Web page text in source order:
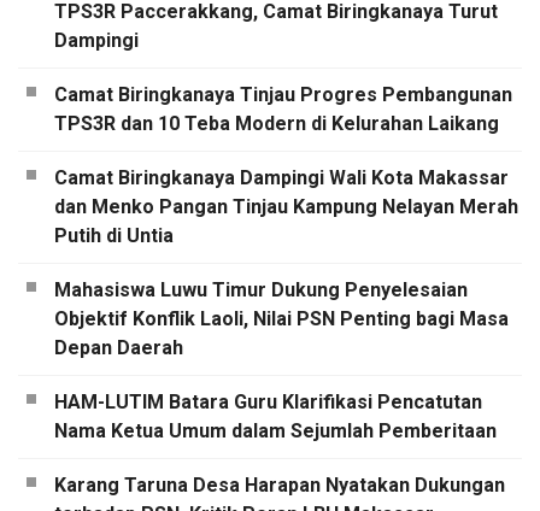
TPS3R Paccerakkang, Camat Biringkanaya Turut
Dampingi
Camat Biringkanaya Tinjau Progres Pembangunan
TPS3R dan 10 Teba Modern di Kelurahan Laikang
Camat Biringkanaya Dampingi Wali Kota Makassar
dan Menko Pangan Tinjau Kampung Nelayan Merah
Putih di Untia
Mahasiswa Luwu Timur Dukung Penyelesaian
Objektif Konflik Laoli, Nilai PSN Penting bagi Masa
Depan Daerah
HAM-LUTIM Batara Guru Klarifikasi Pencatutan
Nama Ketua Umum dalam Sejumlah Pemberitaan
Karang Taruna Desa Harapan Nyatakan Dukungan